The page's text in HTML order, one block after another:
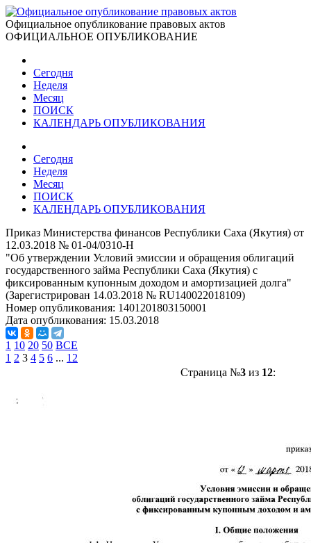
Официальное опубликование правовых актов
ОФИЦИАЛЬНОЕ ОПУБЛИКОВАНИЕ
Сегодня
Неделя
Месяц
ПОИСК
КАЛЕНДАРЬ ОПУБЛИКОВАНИЯ
Сегодня
Неделя
Месяц
ПОИСК
КАЛЕНДАРЬ ОПУБЛИКОВАНИЯ
Приказ Министерства финансов Республики Саха (Якутия) от
12.03.2018 № 01-04/0310-Н
"Об утверждении Условий эмиссии и обращения облигаций
государственного займа Республики Саха (Якутия) с
фиксированным купонным доходом и амортизацией долга"
(Зарегистрирован 14.03.2018 № RU140022018109)
Номер опубликования: 1401201803150001
Дата опубликования: 15.03.2018
1 10 20 50 ВСЕ
1 2 3 4 5 6 ... 12
Страница №3 из 12: